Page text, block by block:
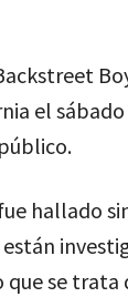
el sábado
hallado
se trata